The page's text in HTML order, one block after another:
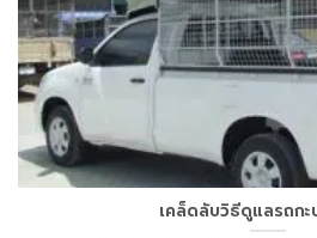
เคล็ดลับวิธีดูแลรถกะ